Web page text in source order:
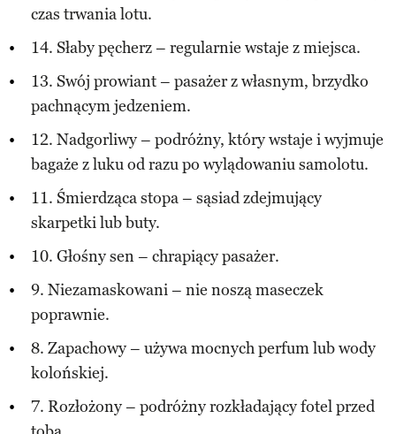
czas trwania lotu.
14. Słaby pęcherz – regularnie wstaje z miejsca.
13. Swój prowiant – pasażer z własnym, brzydko
pachnącym jedzeniem.
12. Nadgorliwy – podróżny, który wstaje i wyjmuje
bagaże z luku od razu po wylądowaniu samolotu.
11. Śmierdząca stopa – sąsiad zdejmujący
skarpetki lub buty.
10. Głośny sen – chrapiący pasażer.
9. Niezamaskowani – nie noszą maseczek
poprawnie.
8. Zapachowy – używa mocnych perfum lub wody
kolońskiej.
7. Rozłożony – podróżny rozkładający fotel przed